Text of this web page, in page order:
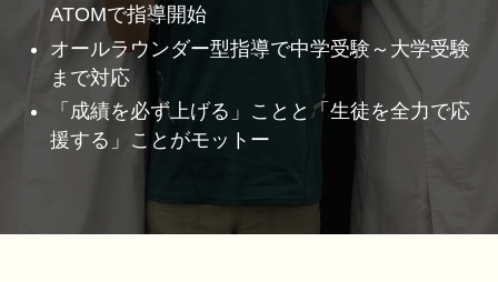
ATOMで指導開始
オールラウンダー型指導で中学受験～大学受験
まで対応
「成績を必ず上げる」ことと「生徒を全力で応
援する」ことがモットー